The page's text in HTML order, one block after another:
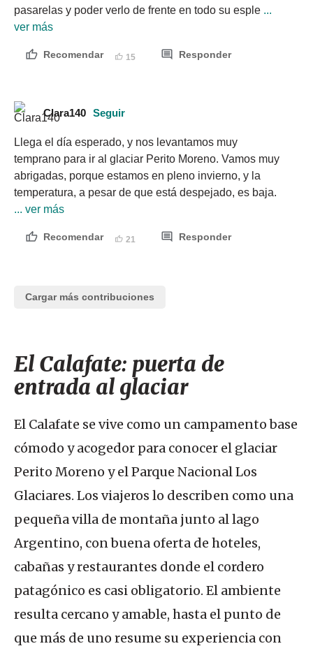
pasarelas y poder verlo de frente en todo su esple ...
ver más
Recomendar 15 Responder
Clara140 Seguir
Llega el día esperado, y nos levantamos muy
temprano para ir al glaciar Perito Moreno. Vamos muy
abrigadas, porque estamos en pleno invierno, y la
temperatura, a pesar de que está despejado, es baja.
... ver más
Recomendar 21 Responder
Cargar más contribuciones
El Calafate: puerta de
entrada al glaciar
El Calafate se vive como un campamento base
cómodo y acogedor para conocer el glaciar
Perito Moreno y el Parque Nacional Los
Glaciares. Los viajeros lo describen como una
pequeña villa de montaña junto al lago
Argentino, con buena oferta de hoteles,
cabañas y restaurantes donde el cordero
patagónico es casi obligatorio. El ambiente
resulta cercano y amable, hasta el punto de
que más de uno resume su experiencia con